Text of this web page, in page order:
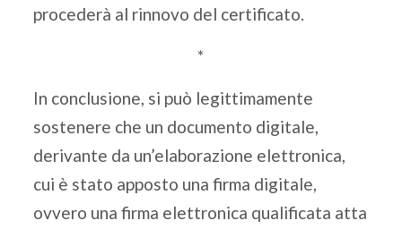
procederà al rinnovo del certificato.
*
In conclusione, si può legittimamente
sostenere che un documento digitale,
derivante da un’elaborazione elettronica,
cui è stato apposto una firma digitale,
ovvero una firma elettronica qualificata atta